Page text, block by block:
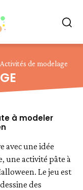
Activités de modelage
à modeler
avec une idée
une activité pâte à
Le jeu est
des